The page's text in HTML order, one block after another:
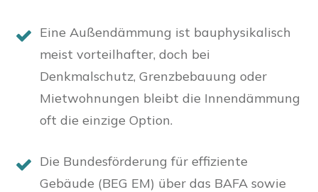
Eine Außendämmung ist bauphysikalisch
meist vorteilhafter, doch bei
Denkmalschutz, Grenzbebauung oder
Mietwohnungen bleibt die Innendämmung
oft die einzige Option.
Die Bundesförderung für effiziente
Gebäude (BEG EM) über das BAFA sowie